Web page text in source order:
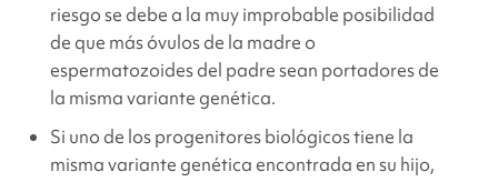
riesgo se debe a la muy improbable posibilidad
de que más óvulos de la madre o
espermatozoides del padre sean portadores de
la misma variante genética.
Si uno de los progenitores biológicos tiene la
misma variante genética encontrada en su hijo,